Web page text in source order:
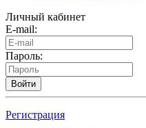
Личный кабинет
E-mail:
Пароль:
Войти
Регистрация